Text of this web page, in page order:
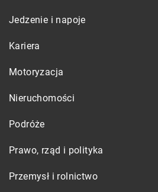
Jedzenie i napoje
Kariera
Motoryzacja
Nieruchomości
Podróże
Prawo, rząd i polityka
Przemysł i rolnictwo